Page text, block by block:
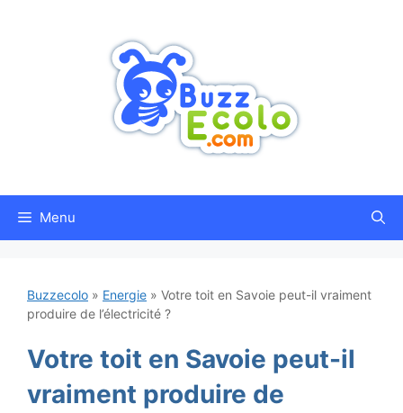
Menu
Buzzecolo » Energie » Votre toit en Savoie peut-il vraiment
produire de l’électricité ?
Votre toit en Savoie peut-il
vraiment produire de